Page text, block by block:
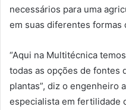
necessários para uma
em suas diferentes formas
“Aqui na Multitécnica
todas as opções de fontes
plantas”, diz o engenheiro
especialista em fertilidade